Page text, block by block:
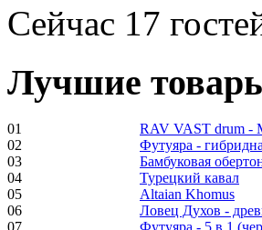
Shaman Drum
"Inner Guru"
€250.00
Frame and Shaman
Drum "Master of
Animals", tunable,
with Henna
Сейчас 17
Лучшие
01
RAV VAST drum -
02
Футуяра -
03
Бамбуковая
04
Турецкий кавал
05
Altaian Khomus
06
Ловец Духов -
07
Футуяра - 5 в 1